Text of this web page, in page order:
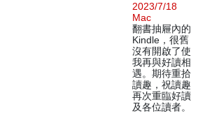
2023/7/18
Mac
翻書抽屜內的
Kindle，很舊
沒有開啟了使
我再與好讀相
遇。期待重拾
讀趣，祝讀趣
再次重臨好讀
及各位讀者。